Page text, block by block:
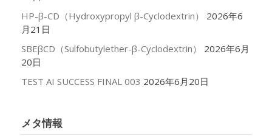
HP-β-CD（Hydroxypropyl β-Cyclodextrin）
2026年6
月21日
SBEβCD（Sulfobutylether-β-Cyclodextrin）
2026年6月
20日
TEST AI SUCCESS FINAL 003 2026年6月20日
メタ情報